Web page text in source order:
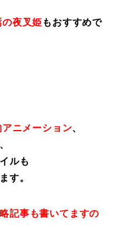
夜叉姫 もおすすめで
アニメーション、
、
ルも
す。
記事も書いてますの